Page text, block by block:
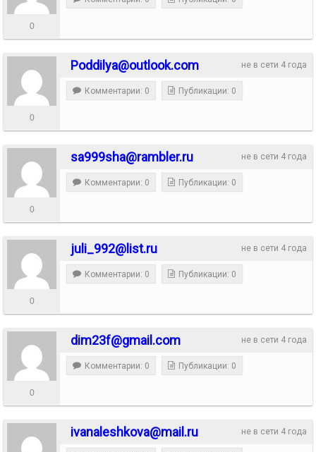
0
не в сети 4 года
Poddilya@outlook.com
0
Комментарии: 0 Публикации: 0
не в сети 4 года
sa999sha@rambler.ru
0
Комментарии: 0 Публикации: 0
не в сети 4 года
juli_992@list.ru
0
Комментарии: 0 Публикации: 0
не в сети 4 года
dim23f@gmail.com
0
Комментарии: 0 Публикации: 0
не в сети 4 года
ivanaleshkova@mail.ru